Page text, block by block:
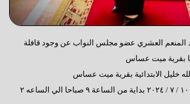
المنعم العشري عضو مجلس النواب عن وجود قافلة
بقرية ميت عساس
خليل الابتدائية بقرية ميت عساس
#غدا الأربعاء الموافق : ١٠ / ٧ / ٢٠٢٤ بداية من الساعة ٩ صباحا الي الساعه ٢